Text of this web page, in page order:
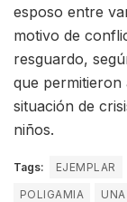
esposo entre
motivo de
resguardo,
que permitieron
situación de
niños.
Tags: EJEMPLAR
POLIGAMIA
UNA